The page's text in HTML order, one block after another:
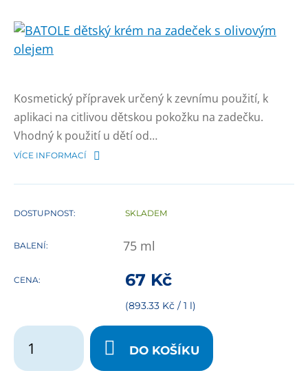
Kosmetický přípravek určený k zevnímu použití, k
aplikaci na citlivou dětskou pokožku na zadečku.
Vhodný k použití u dětí od…
VÍCE INFORMACÍ
DOSTUPNOST: SKLADEM
BALENÍ: 75 ml
CENA: 67 Kč
(893.33 Kč / 1 l)
DO KOŠÍKU